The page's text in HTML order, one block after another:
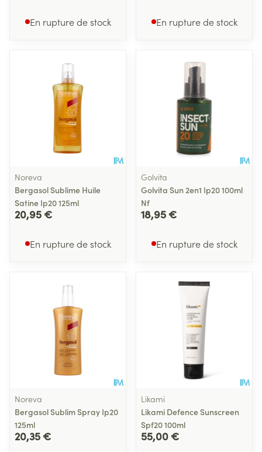
En rupture de stock En rupture de stock
Noreva
Bergasol Sublime Huile
Satine Ip20 125ml
20,95 €
En rupture de stock
Golvita
Golvita Sun 2en1 Ip20 100ml
Nf
18,95 €
En rupture de stock
Noreva
Bergasol Sublim Spray Ip20
125ml
20,35 €
Likami
Likami Defence Sunscreen
Spf20 100ml
55,00 €